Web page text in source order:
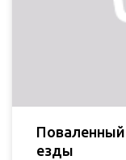
Поваленный
езды